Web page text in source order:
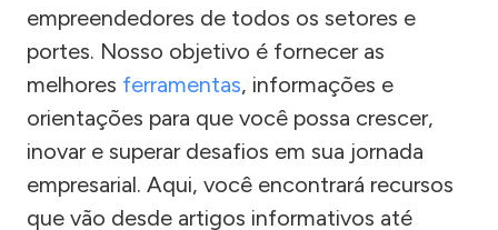
empreendedores de todos os setores e
portes. Nosso objetivo é fornecer as
melhores ferramentas, informações e
orientações para que você possa crescer,
inovar e superar desafios em sua jornada
empresarial. Aqui, você encontrará recursos
que vão desde artigos informativos até